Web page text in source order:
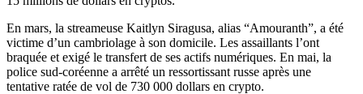
En mars, la streameuse Kaitlyn Siragusa, alias “Amouranth”, a été
victime d’un cambriolage à son domicile. Les assaillants l’ont
braquée et exigé le transfert de ses actifs numériques. En mai, la
police sud-coréenne a arrêté un ressortissant russe après une
tentative ratée de vol de 730 000 dollars en crypto.